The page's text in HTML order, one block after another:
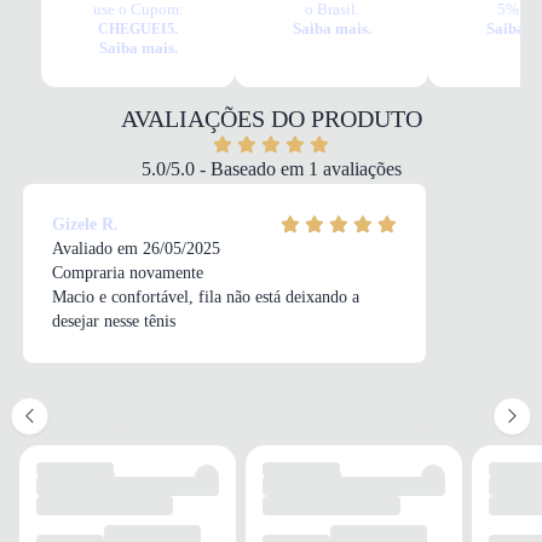
Tudo o que você precisa saber sobre Tênis de Treino Fila Efecto
Masculino Vermelho
Mesh/Sintético
Removível EVA
Cadarço
EVA
ADERÊNCIA
Alta
AMORTECIMENTO
Com amortecimento
use o Cupom:
CHEGUEI5.
Saiba mais.
o Brasil.
Saiba mais.
5%
Saiba
AVALIAÇÕES DO PRODUTO
5.0/5.0 - Baseado em 1 avaliações
Gizele R.
Avaliado em 26/05/2025
Compraria novamente
Macio e confortável, fila não está deixando a
desejar nesse tênis